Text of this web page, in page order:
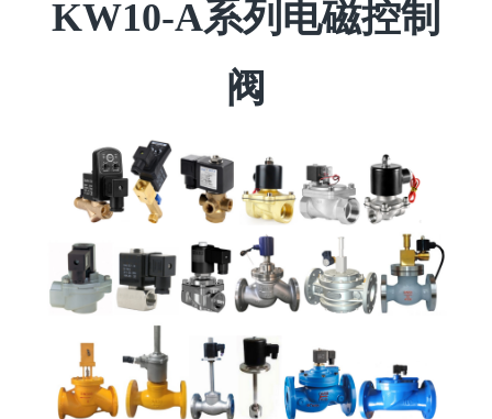
KW10-A系列电磁控制
阀